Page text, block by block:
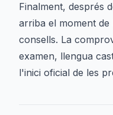
Finalment, després
arriba el moment de
consells. La
examen, llengua
l'inici oficial de les